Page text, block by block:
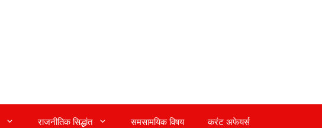
राजनीतिक सिद्धांत समसामयिक विषय करंट अफेयर्स